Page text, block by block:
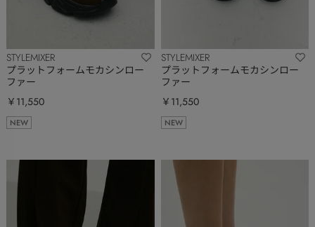
STYLEMIXER
プラットフォームモカシンロー
ファー
￥11,550
NEW
STYLEMIXER
プラットフォームモカシンロー
ファー
￥11,550
NEW